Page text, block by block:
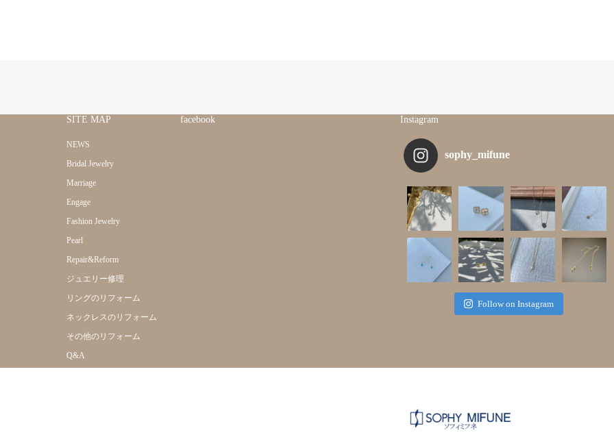
SITE MAP
NEWS
Bridal Jewelry
Marriage
Engage
Fashion Jewelry
Pearl
Repair&Reform
ジュエリー修理
リングのリフォーム
ネックレスのリフォーム
その他のリフォーム
Q&A
facebook Instagram
sophy_mifune
Follow on Instagram